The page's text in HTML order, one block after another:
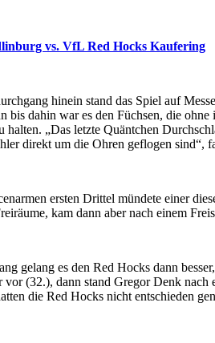
vs. VfL Red Hocks Kaufering
hinein stand das Spiel auf
bis dahin war es den Füchsen, die
halten. „Das letzte Quäntchen
direkt um die Ohren geflogen sind“,
ersten Drittel mündete einer
kam dann aber nach einem
gelang es den Red Hocks dann
vor (32.), dann stand Gregor Denk
die Red Hocks nicht entschieden